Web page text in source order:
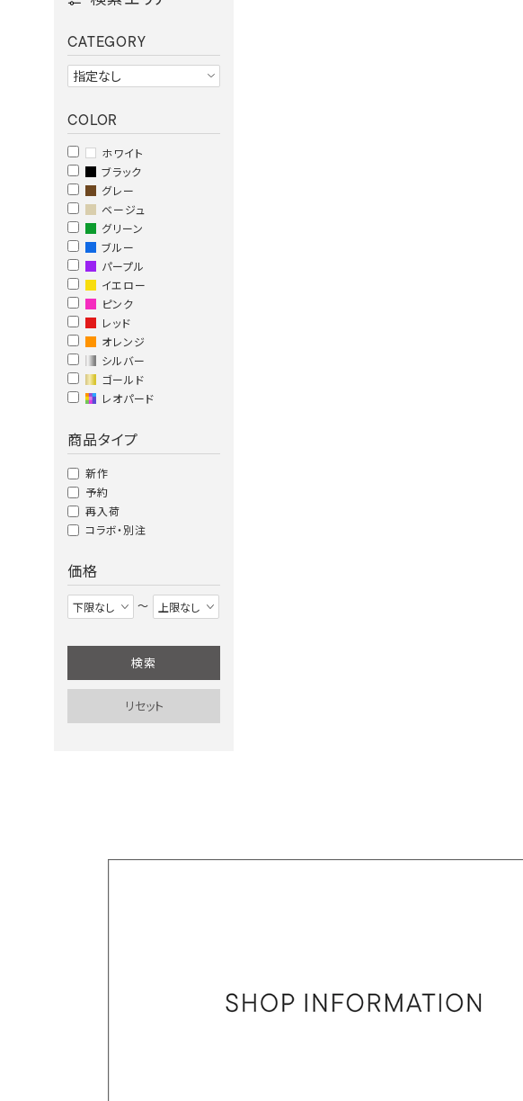
CATEGORY
COLOR
ホワイト
ブラック
グレー
ベージュ
グリーン
ブルー
パープル
イエロー
ピンク
レッド
オレンジ
シルバー
ゴールド
レオパード
商品タイプ
新作
予約
再入荷
コラボ・別注
価格
〜